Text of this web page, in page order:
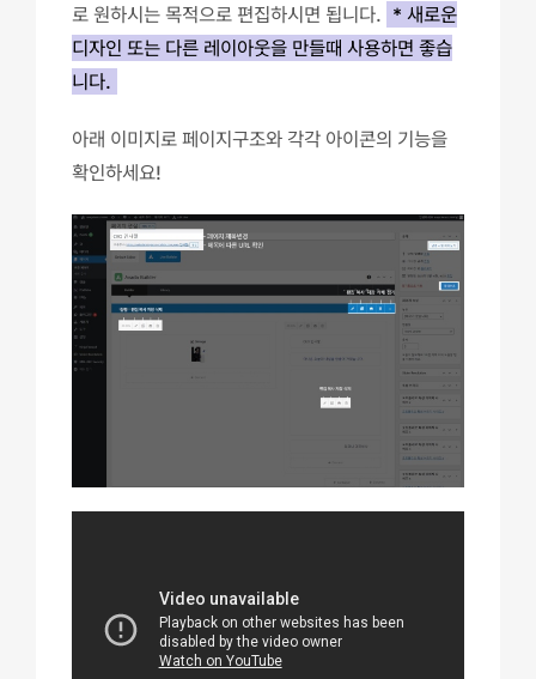
로 원하시는 목적으로 편집하시면 됩니다. * 새로운
디자인 또는 다른 레이아웃을 만들때 사용하면 좋습
니다.
아래 이미지로 페이지구조와 각각 아이콘의 기능을
확인하세요!